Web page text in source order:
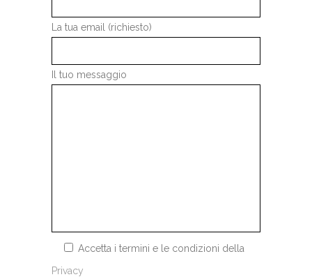
La tua email (richiesto)
Il tuo messaggio
Accetta i termini e le condizioni della
Privacy